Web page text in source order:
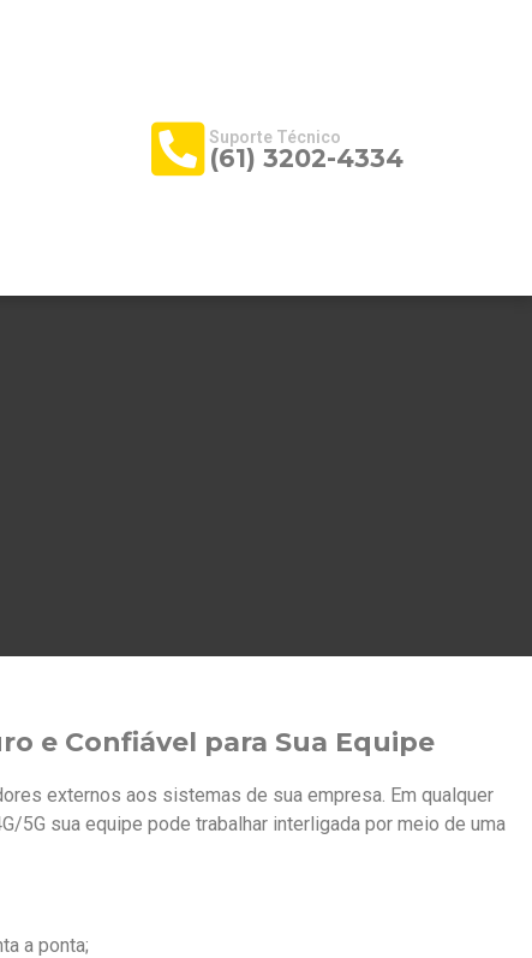
Suporte Técnico
(61) 3202-4334
e Confiável para Sua Equipe
externos aos sistemas de sua empresa. Em qualquer
5G sua equipe pode trabalhar interligada por meio de uma
a ponta;